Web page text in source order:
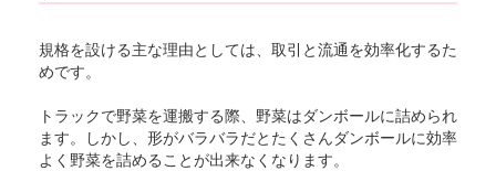
規格を設ける主な理由としては、取引と流通を効率化するた
めです。
トラックで野菜を運搬する際、野菜はダンボールに詰められ
ます。しかし、形がバラバラだとたくさんダンボールに効率
よく野菜を詰めることが出来なくなります。